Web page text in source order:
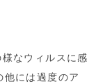
なウィルスに感
には過度のア